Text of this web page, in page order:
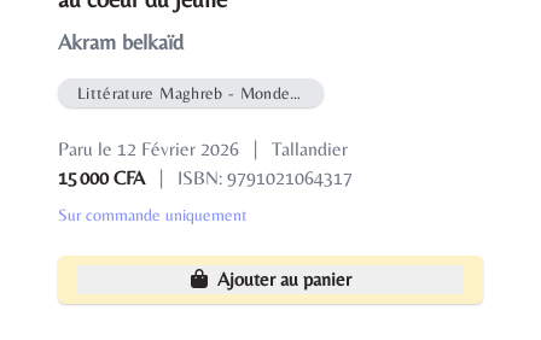
Akram belkaïd
Littérature Maghreb - Monde Arabe
Paru le 12 Février 2026 |
Tallandier
15 000 CFA
| ISBN: 9791021064317
Sur commande uniquement
Ajouter au panier